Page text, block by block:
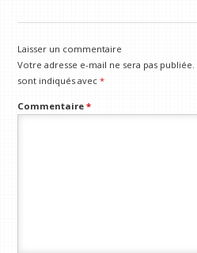
Laisser un commentaire
Votre adresse e-mail ne sera pas publiée.
sont indiqués avec*
Commentaire*